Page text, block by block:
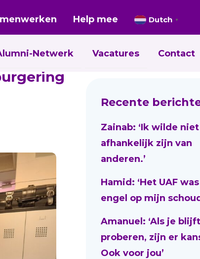
Netwerk Vacatures Contact
Help mee Dutch ▼
Recente
Zainab: ‘Ik wilde niet
afhankelijk zijn van
anderen.’
Hamid: ‘Het UAF
engel op mijn
Amanuel: ‘Als je blijft
proberen, zijn er
Ook voor jou’